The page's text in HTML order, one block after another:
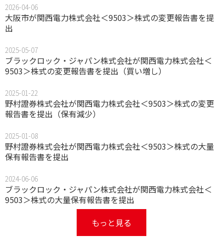
2026-04-06
大阪市が関西電力株式会社＜9503＞株式の変更報告書を提
出
2025-05-07
ブラックロック・ジャパン株式会社が関西電力株式会社＜
9503＞株式の変更報告書を提出（買い増し）
2025-01-22
野村證券株式会社が関西電力株式会社＜9503＞株式の変更
報告書を提出（保有減少）
2025-01-08
野村證券株式会社が関西電力株式会社＜9503＞株式の大量
保有報告書を提出
2024-06-06
ブラックロック・ジャパン株式会社が関西電力株式会社＜
9503＞株式の大量保有報告書を提出
もっと見る